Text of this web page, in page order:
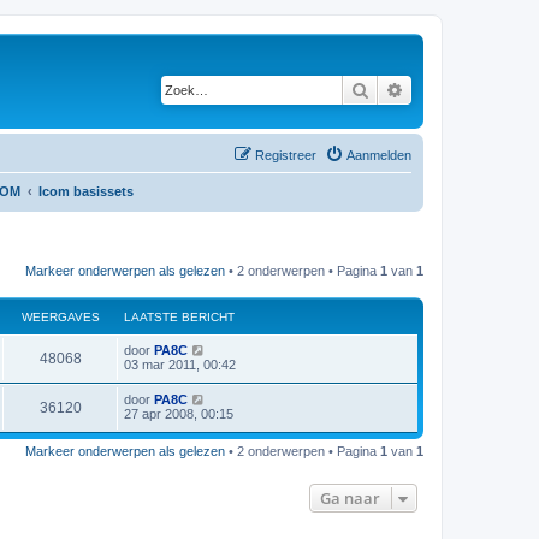
Zoek
Aanmelden
Registreer
Icom basissets
Markeer onderwerpen als gelezen • 2 onderwerpen • Pagina 1 van 1
WEERGAVES LAATSTE BERICHT
48068W
e
r
L
a
s
t
e
b
door PA8C
03 mar 2011, 00:42
36120W
e
L
a
t
s
door PA8C
27 apr 2008, 00:15
Markeer onderwerpen als gelezen • 2 onderwerpen • Pagina 1 van 1
Ga naar